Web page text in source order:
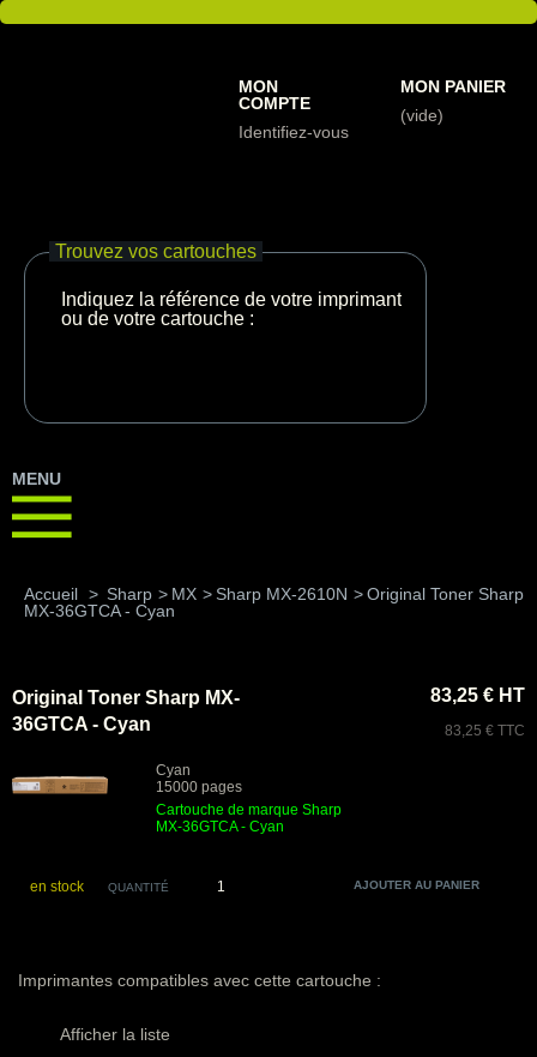
MON
COMPTE
Identifiez-vous
MON PANIER
(vide)
Trouvez vos cartouches
Indiquez la référence de votre imprimante
ou de votre cartouche :
MENU
Accueil > Sharp > MX > Sharp MX-2610N >Original Toner Sharp
MX-36GTCA - Cyan
Original Toner Sharp MX-
36GTCA - Cyan
Cyan
15000 pages
Cartouche de marque Sharp
MX-36GTCA - Cyan
83,25 € HT
83,25 € TTC
en stock QUANTITÉ
Imprimantes compatibles avec cette cartouche :
Afficher la liste